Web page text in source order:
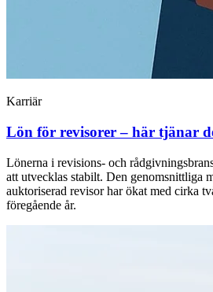
Karriär
Lön för revisorer – här tjänar
Lönerna i revisions- och
att utvecklas stabilt. Den genomsnittliga
auktoriserad revisor har ökat med cirka
föregående år.